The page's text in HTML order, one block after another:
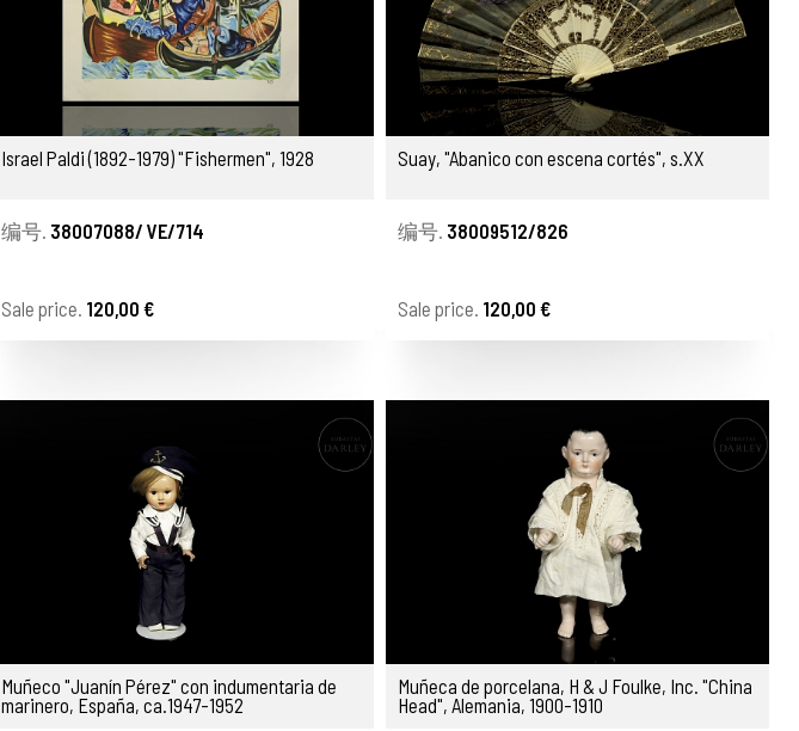
Israel Paldi (1892-1979) "Fishermen", 1928
编号. 38007088/ VE/714
Sale price. 120,00 €
Suay, "Abanico con escena cortés", s.XX
编号. 38009512/826
Sale price. 120,00 €
Muñeco "Juanín Pérez" con indumentaria de
marinero, España, ca.1947-1952
Muñeca de porcelana, H & J Foulke, Inc. "China
Head", Alemania, 1900-1910